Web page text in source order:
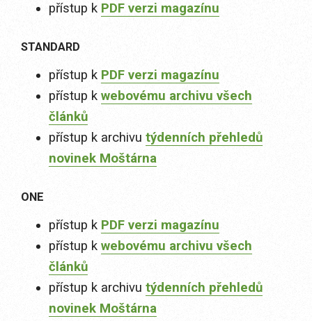
přístup k PDF verzi magazínu
STANDARD
přístup k PDF verzi magazínu
přístup k webovému archivu všech
článků
přístup k archivu týdenních přehledů
novinek Moštárna
ONE
přístup k PDF verzi magazínu
přístup k webovému archivu všech
článků
přístup k archivu týdenních přehledů
novinek Moštárna